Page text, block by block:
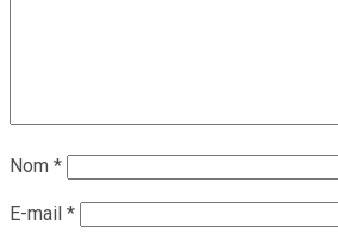
Nom *
E-mail *